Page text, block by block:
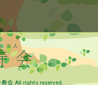
会 All rights reserved.